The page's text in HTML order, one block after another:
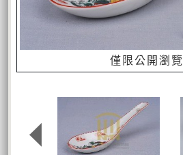
僅限公開瀏覽